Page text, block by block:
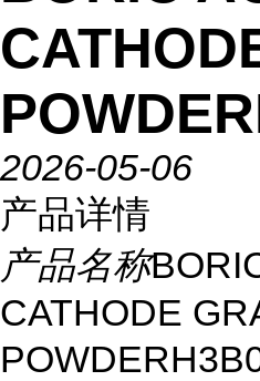
2026-05-06
产品详情
产品名称
CATHODE